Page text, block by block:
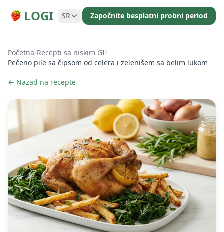
LOGI SR Započnite besplatni probni period
Početna/Recepti sa niskim GI/
Pečeno pile sa čipsom od celera i zelenišem sa belim lukom
← Nazad na recepte